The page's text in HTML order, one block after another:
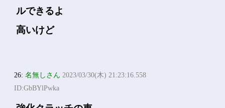
ルできるよ
高いけど
26:名無しさん 2023/03/30(木) 21:23:16.558
ID:GbBYlPwka